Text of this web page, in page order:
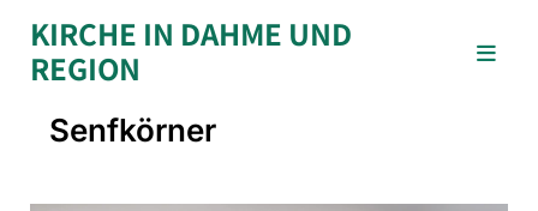
KIRCHE IN DAHME UND
REGION
Senfkörner